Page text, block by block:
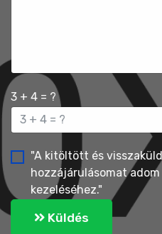
3 + 4 = ?
"A kitöltött és
hozzájárulásomat
kezeléséhez."
Küldés